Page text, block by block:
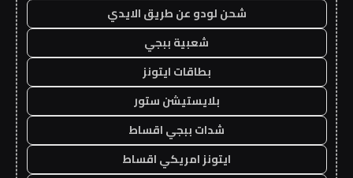
شحن لودو عن طريق الايدي
شعبية ببجي
بطاقات ايتونز
بلايستيشن ستور
شدات ببجي اقساط
ايتونز امريكي اقساط